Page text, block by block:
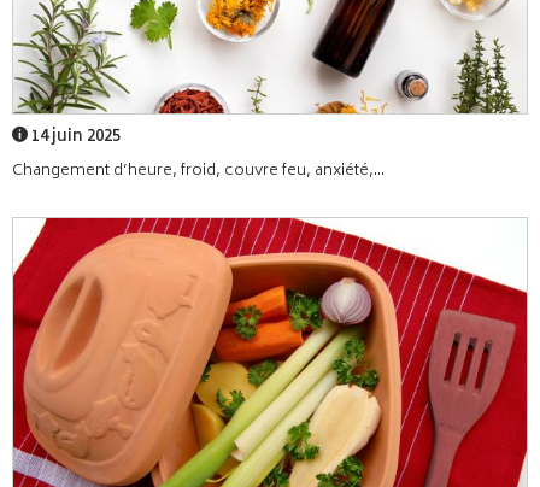
14 juin 2025
Changement d’heure, froid, couvre feu, anxiété,...